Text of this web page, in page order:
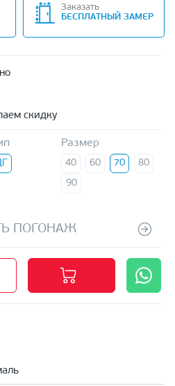
Заказать
БЕСПЛАТНЫЙ ЗАМЕР
скидку
Размер
40 60 70
80
90
ПОГОНАЖ